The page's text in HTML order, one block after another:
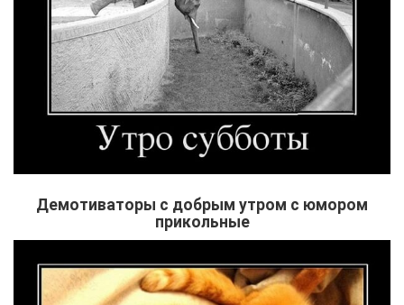
Демотиваторы с добрым утром с юмором
прикольные